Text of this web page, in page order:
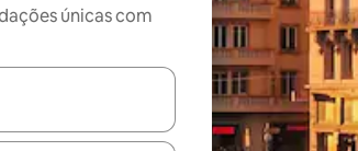
únicas com
disponíveis, explore-os usando as seta para